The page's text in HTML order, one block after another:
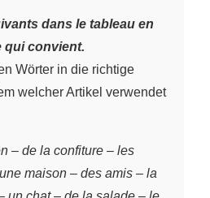
dans le tableau en
qui convient.
Wörter in die richtige
welcher Artikel verwendet
– de la confiture – les
une maison – des amis – la